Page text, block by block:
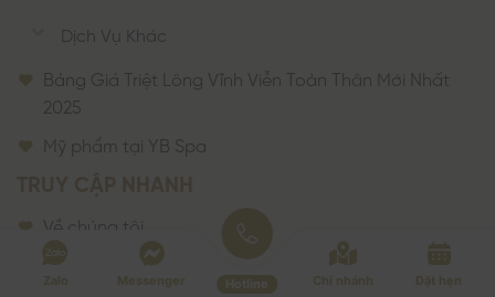
Dịch Vụ Khác
Bảng Giá Triệt Lông Vĩnh Viễn Toàn Thân Mới Nhất
2025
Mỹ phẩm tại YB Spa
Về chúng tôi
Dịch vụ làm đẹp
Zalo Messenger Hotline Chi nhánh Đặt hẹn